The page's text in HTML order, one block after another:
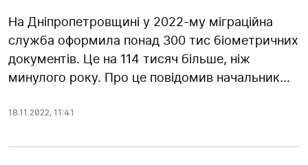
На Дніпропетровщині у 2022-му міграційна
служба оформила понад 300 тис біометричних
документів. Це на 114 тисяч більше, ніж
минулого року. Про це повідомив начальник...
18.11.2022, 11:41